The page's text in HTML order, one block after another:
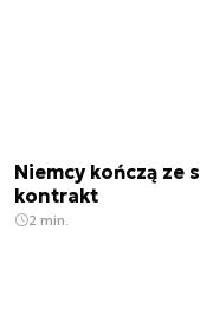
Niemcy kończą ze
kontrakt
2 min.